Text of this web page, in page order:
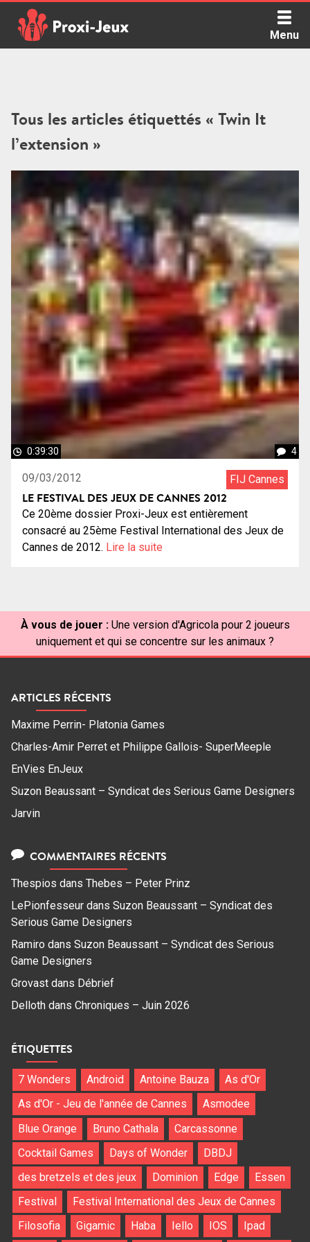
content
Menu
Tous les articles étiquettés « Twin It
l’extension »
0:39:30 4
09/03/2012 FIJ Cannes
LE FESTIVAL DES JEUX DE CANNES 2012
Ce 20ème dossier Proxi-Jeux est entièrement
consacré au 25ème Festival International des Jeux de
Cannes de 2012. Lire la suite
À vous de jouer : Une version d'Agricola pour 2 joueurs
uniquement et qui se concentre sur les animaux ?
ARTICLES RÉCENTS
Maxime Perrin- Platonia Games
Charles-Amir Perret et Philippe Gallois- SuperMeeple
EnVies EnJeux
Suzon Beaussant – Syndicat des Serious Game Designers
Jarvin
COMMENTAIRES RÉCENTS
Thespios dans Thebes – Peter Prinz
LePionfesseur dans Suzon Beaussant – Syndicat des
Serious Game Designers
Ramiro dans Suzon Beaussant – Syndicat des Serious
Game Designers
Grovast dans Débrief
Delloth dans Chroniques – Juin 2026
ÉTIQUETTES
7 Wonders Android Antoine Bauza
As d'Or
As d'Or - Jeu de l'année de Cannes
Asmodee
Blue Orange
Bruno Cathala
Carcassonne
Cocktail Games
Days of Wonder
DBDJ
des bretzels et des jeux
Dominion Edge
Essen
Festival
Festival International des Jeux de Cannes
Filosofia
Gigamic Haba Iello IOS Ipad